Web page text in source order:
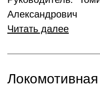
Александрович
Читать далее